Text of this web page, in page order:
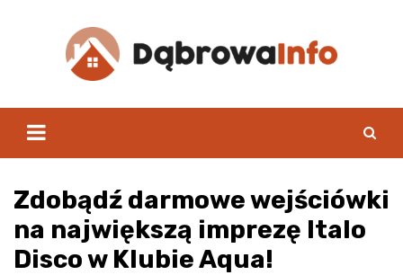
Zdobądź darmowe wejściówki
na największą imprezę Italo
Disco w Klubie Aqua!